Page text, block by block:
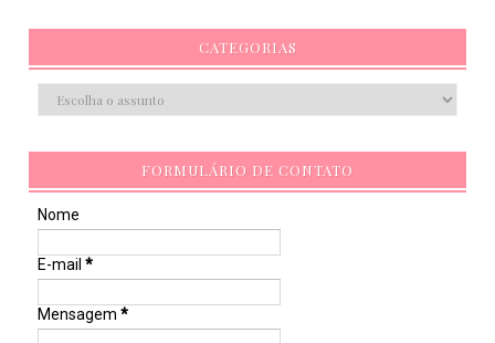
CATEGORIAS
FORMULÁRIO DE CONTATO
Nome
E-mail *
Mensagem *